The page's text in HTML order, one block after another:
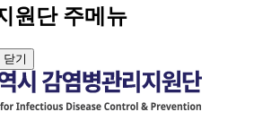
원단 주메뉴
닫기